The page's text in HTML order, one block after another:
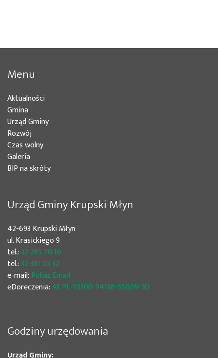
Menu
Aktualności
Gmina(bieżąca)
Urząd Gminy(bieżąca)
Rozwój(bieżąca)
Czas wolny(bieżąca)
Galeria
BIP na skróty(bieżąca)
Urząd Gminy Krupski Młyn
42-693 Krupski Młyn
ul. Krasickiego 9
tel.:32 285 70 16
tel.:32 381 03 32
e-mail: Pokaż Email
eDoreczenia:AE:PL-93300-94188-SSBJW-30
Godziny urzędowania
Urząd Gminy: